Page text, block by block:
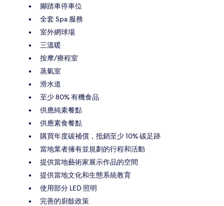
腳踏車停車位
全套 Spa 服務
室外網球場
三溫暖
按摩/療程室
蒸氣室
滑水道
至少 80% 有機食品
供應純素餐點
供應素食餐點
購買年度碳補償，抵銷至少 10% 碳足跡
當地業者擁有並規劃的行程和活動
提供當地藝術家展示作品的空間
提供當地文化和生態系統教育
使用部分 LED 照明
完善的廚餘政策